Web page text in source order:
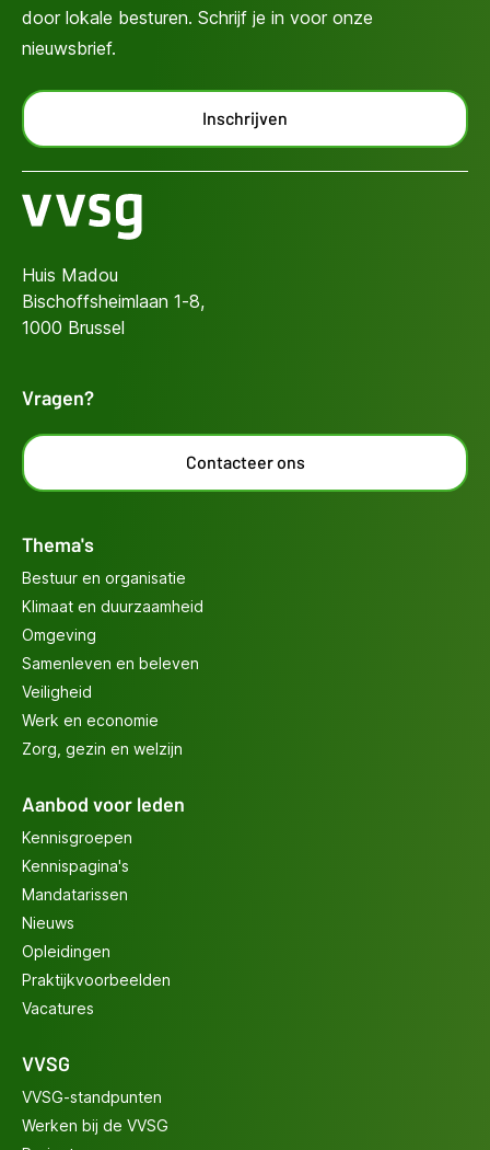
door lokale besturen. Schrijf je in voor onze
nieuwsbrief.
Inschrijven
Huis Madou
Bischoffsheimlaan 1-8,
1000 Brussel
Vragen?
Contacteer ons
Thema's
Bestuur en organisatie
Klimaat en duurzaamheid
Omgeving
Samenleven en beleven
Veiligheid
Werk en economie
Zorg, gezin en welzijn
Aanbod voor leden
Kennisgroepen
Kennispagina's
Mandatarissen
Nieuws
Opleidingen
Praktijkvoorbeelden
Vacatures
VVSG
VVSG-standpunten
Werken bij de VVSG